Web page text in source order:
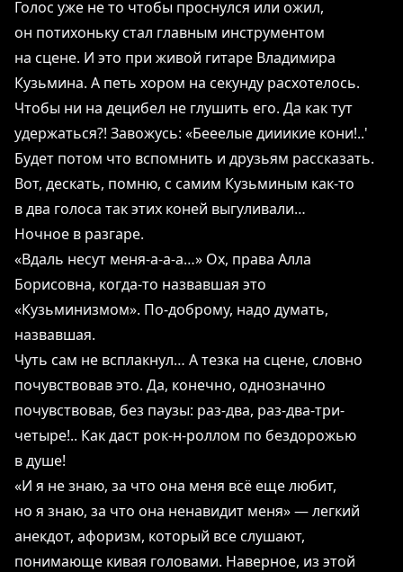
Голос уже не то чтобы проснулся или ожил,
он потихоньку стал главным инструментом
на сцене. И это при живой гитаре Владимира
Кузьмина. А петь хором на секунду расхотелось.
Чтобы ни на децибел не глушить его. Да как тут
удержаться?! Завожусь: «Бееелые дииикие кони!..'
Будет потом что вспомнить и друзьям рассказать.
Вот, дескать, помню, с самим Кузьминым как-то
в два голоса так этих коней выгуливали…
Ночное в разгаре.
«Вдаль несут меня-а-а-а…» Ох, права Алла
Борисовна, когда-то назвавшая это
«Кузьминизмом». По-доброму, надо думать,
назвавшая.
Чуть сам не всплакнул… А тезка на сцене, словно
почувствовав это. Да, конечно, однозначно
почувствовав, без паузы: раз-два, раз-два-три-
четыре!.. Как даст рок-н-роллом по бездорожью
в душе!
«И я не знаю, за что она меня всё еще любит,
но я знаю, за что она ненавидит меня» ― легкий
анекдот, афоризм, который все слушают,
понимающе кивая головами. Наверное, из этой